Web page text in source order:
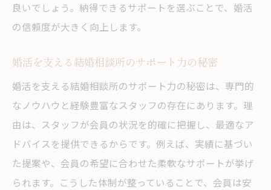
良いでしょう。納得できるサポートを選ぶことで、婚活
の信頼度が大きく向上します。
婚活を支える結婚相談所のサポート力の秘密
婚活を支える結婚相談所のサポート力の秘密は、専門的
なノウハウと経験豊富なスタッフの存在にあります。理
由は、スタッフが会員の状況を的確に把握し、最適なア
ドバイスを提供できるからです。例えば、実績に基づい
た提案や、会員の希望に合わせた柔軟なサポートが挙げ
られます。こうした体制が整っていることで、会員は安